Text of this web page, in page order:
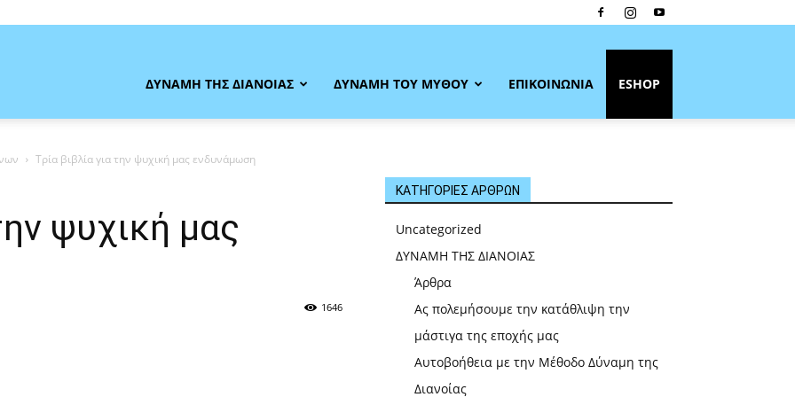
ΔΥΝΑΜΗ ΤΗΣ ΔΙΑΝΟΙΑΣ ΔΥΝΑΜΗ ΤΟΥ ΜΥΘΟΥ ΕΠΙΚΟΙΝΩΝΙΑ ESHOP
Τρία βιβλία για την ψυχική μας ενδυνάμωση
ψυχική μας
1646
ΚΑΤΗΓΟΡΙΕΣ ΑΡΘΡΩΝ
Uncategorized
ΔΥΝΑΜΗ ΤΗΣ ΔΙΑΝΟΙΑΣ
Άρθρα
Ας πολεμήσουμε την κατάθλιψη την
μάστιγα της εποχής μας
Αυτοβοήθεια με την Μέθοδο Δύναμη της
Διανοίας